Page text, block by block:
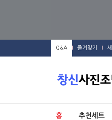
Q&A 즐겨찾기
홈 추천세트